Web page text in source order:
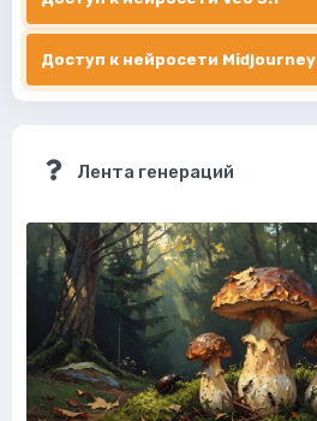
Доступ к нейросети Midjourney
Лента генераций